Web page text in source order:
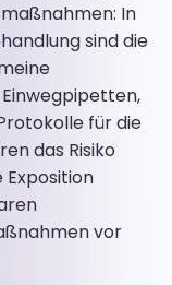
In
sind die
für die
das Risiko
vor